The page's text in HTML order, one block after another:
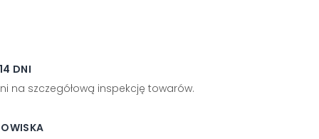
DNI
na szczegółową inspekcję towarów.